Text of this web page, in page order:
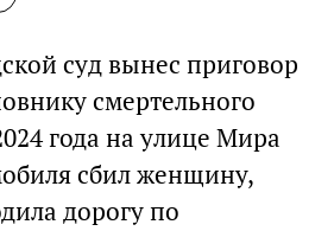
суд вынес приговор
смертельного
года на улице Мира
сбил женщину,
дорогу по